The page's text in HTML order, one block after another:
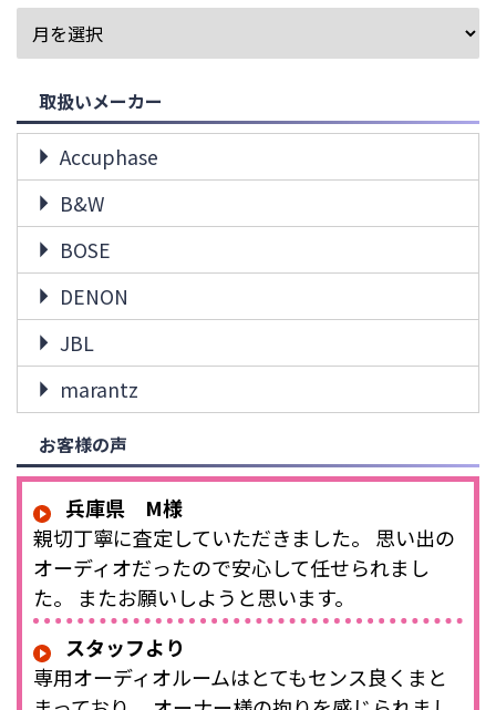
取扱いメーカー
Accuphase
B&W
BOSE
DENON
JBL
marantz
お客様の声
兵庫県 M様
親切丁寧に査定していただきました。 思い出の
オーディオだったので安心して任せられまし
た。 またお願いしようと思います。
スタッフより
専用オーディオルームはとてもセンス良くまと